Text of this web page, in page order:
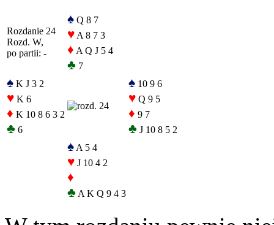
Rozdanie 24
Rozd. W,
po partii: -
♠ Q 8 7
♥ A 8 7 3
♦ A Q J 5 4
♣ 7
♠ K J 3 2
♥ K 6
♦ K 10 8 6 3 2
♣ 6
♠ 10 9 6
♥ Q 9 5
♦ 9 7
♣ J 10 8 5 2
♠ A 5 4
♥ J 10 4 2
♦
♣ A K Q 9 4 3